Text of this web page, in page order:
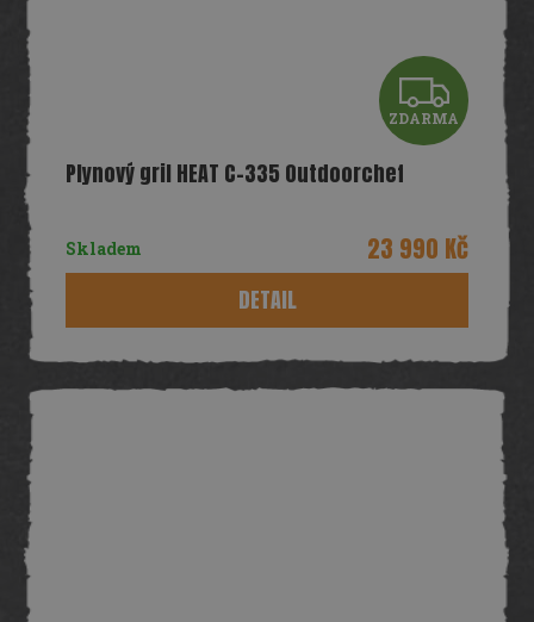
Z
D
R
A
ZDARMA
Plynový gril HEAT C-335 Outdoorchef
Skladem 23 990 Kč
DETAIL